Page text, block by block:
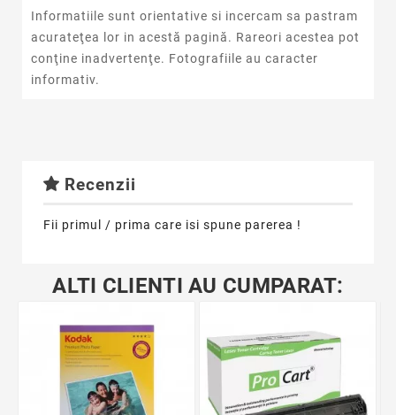
Informatiile sunt orientative si incercam sa pastram
acurateţea lor in acestă pagină. Rareori acestea pot
conţine inadvertenţe. Fotografiile au caracter
informativ.
Recenzii
Fii primul / prima care isi spune parerea !
ALTI CLIENTI AU CUMPARAT: